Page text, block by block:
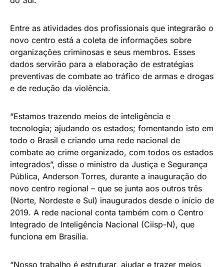
Entre as atividades dos profissionais que integrarão o
novo centro está a coleta de informações sobre
organizações criminosas e seus membros. Esses
dados servirão para a elaboração de estratégias
preventivas de combate ao tráfico de armas e drogas
e de redução da violência.
“Estamos trazendo meios de inteligência e
tecnologia; ajudando os estados; fomentando isto em
todo o Brasil e criando uma rede nacional de
combate ao crime organizado, com todos os estados
integrados”, disse o ministro da Justiça e Segurança
Pública, Anderson Torres, durante a inauguração do
novo centro regional – que se junta aos outros três
(Norte, Nordeste e Sul) inaugurados desde o início de
2019. A rede nacional conta também com o Centro
Integrado de Inteligência Nacional (Ciisp-N), que
funciona em Brasília.
“Nosso trabalho é estruturar, ajudar e trazer meios